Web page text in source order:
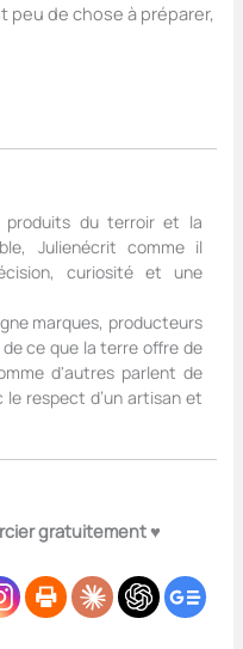
peu de chose à préparer,
produits du terroir et la
Julienécrit comme il
curiosité et une
marques, producteurs
ce que la terre offre de
d'autres parlent de
respect d’un artisan et
gratuitement ♥️